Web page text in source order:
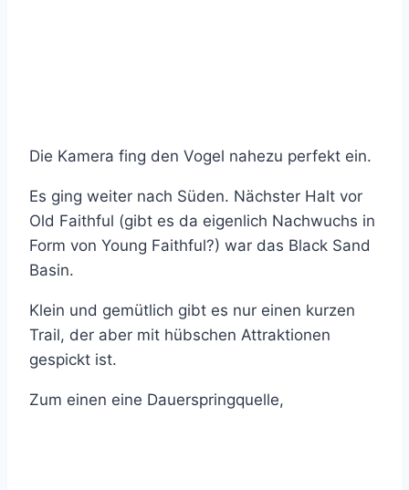
Die Kamera fing den Vogel nahezu perfekt ein.
Es ging weiter nach Süden. Nächster Halt vor
Old Faithful (gibt es da eigenlich Nachwuchs in
Form von Young Faithful?) war das Black Sand
Basin.
Klein und gemütlich gibt es nur einen kurzen
Trail, der aber mit hübschen Attraktionen
gespickt ist.
Zum einen eine Dauerspringquelle,